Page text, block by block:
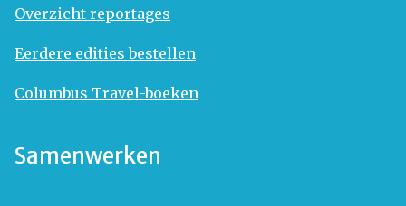
Overzicht reportages
Eerdere edities bestellen
Columbus Travel-boeken
Samenwerken